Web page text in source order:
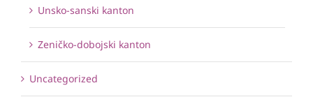
Unsko-sanski kanton
Zeničko-dobojski kanton
Uncategorized